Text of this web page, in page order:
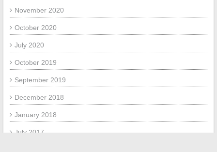
November 2020
October 2020
July 2020
October 2019
September 2019
December 2018
January 2018
July 2017